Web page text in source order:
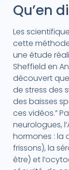
Qu’en
Les
cette
une étude
Sheffield en
découvert
de stress des
des baisses
ces vidéos.”
neurologues,
hormones : la
frissons), la
être) et